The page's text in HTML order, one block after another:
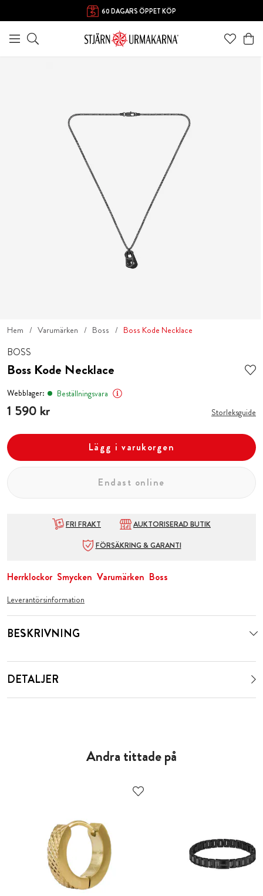
60 DAGARS ÖPPET KÖP
Hem Varumärken Boss Boss Kode Necklace
BOSS
Boss Kode Necklace
Webblager: Beställningsvara
Pris:1 590 kr
1 590 kr Storleksguide
Lägg i varukorgen
Endast online
FRI FRAKT
AUKTORISERAD BUTIK
FÖRSÄKRING & GARANTI
Herrklockor Smycken Varumärken Boss
Leverantörsinformation
BESKRIVNING
DETALJER
Andra tittade på